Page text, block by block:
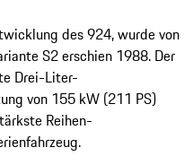
des 924, wurde von
S2 erschien 1988. Der
Drei-Liter-
von 155 kW (211 PS)
Reihen-